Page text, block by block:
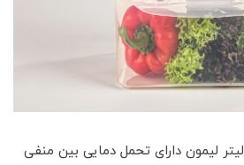
ظرف فریزری مستطیلی 1 لیتر لیمون دارای تحمل دمایی بین منفی